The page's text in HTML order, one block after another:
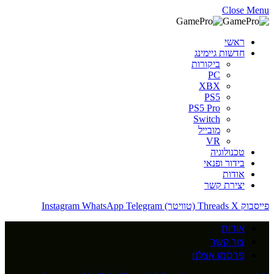
Close Menu
ראשי
חדשות גיימינג
ביקורות
PC
XBX
PS5
PS5 Pro
Switch
מובייל
VR
טכנולוגיה
בידור ופנאי
אודות
יצירת קשר
פייסבוק
Threads X (טוויטר) Instagram WhatsApp Telegram
אודות
צור קשר
פרסמו אצלנו